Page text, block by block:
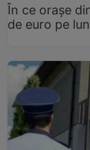
În ce orașe
de euro pe